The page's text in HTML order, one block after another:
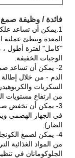
فائدة / وظيفة
1.يمكن أن تساعد
المعدة ويبطئ عملية
"كامل" لفترة أطول ،
الوجبات الخفيفة.
2- يمكن أن تساعد
الدم - من خلال إطالة
السكريات
من ارتفاع مستويات
3- يمكن أن تخفض
الضار).
4- يمكن لصمغ
من المواد الغذائية
الجلوكومانان في